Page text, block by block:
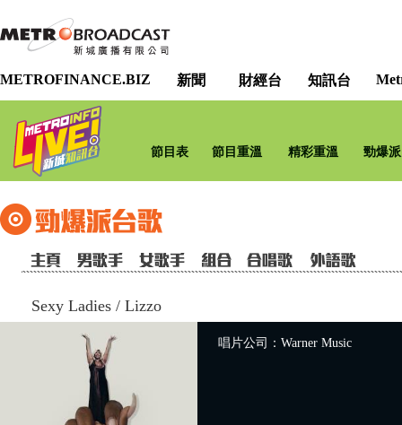
METROFINANCE.BIZ 新聞 財經台 知訊台
節目表 節目重溫 精彩重溫 勁爆
Sexy Ladies / Lizzo
唱片公司：Warner Music